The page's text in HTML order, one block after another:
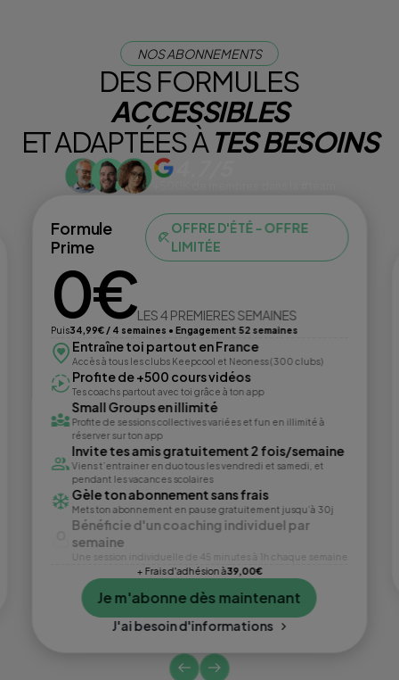
NOS ABONNEMENTS
DES FORMULES
ACCESSIBLES
ET ADAPTÉES ÀTES BESOINS
Formule
Prime
OFFRE D'ÉTÉ - OFFRE
LIMITÉE
0€LES 4 PREMIERES SEMAINES
Puis34,99€ / 4 semaines • Engagement 52 semaines
Entraîne toi partout en France
Accès à tous les clubs Keepcool et Neoness (300 clubs)
Profite de +500 cours vidéos
Tes coachs partout avec toi grâce à ton app
Small Groups en illimité
Profite de sessions collectives variées et fun en illimité à
réserver sur ton app
Invite tes amis gratuitement 2 fois/semaine
Viens t’entrainer en duo tous les vendredi et samedi, et
pendant les vacances scolaires
Gèle ton abonnement sans frais
Mets ton abonnement en pause gratuitement jusqu’à 30j
Bénéficie d'un coaching individuel par
semaine
Une session individuelle de 45 minutes à 1h chaque semaine
+ Frais d'adhésion à39,00€
Je m'abonne dès maintenant
J'ai besoin d'informations